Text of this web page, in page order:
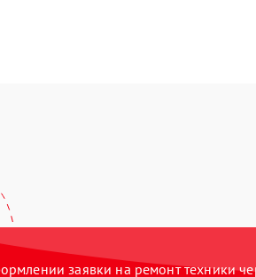
заявки на ремонт техники